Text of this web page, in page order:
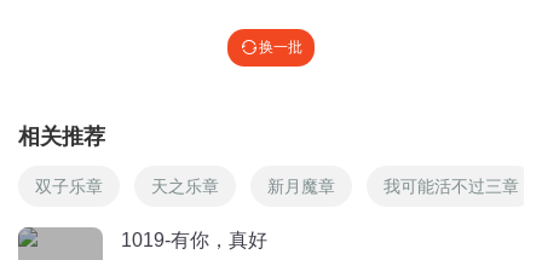
换一批
相关推荐
双子乐章 天之乐章 新月魔章 我可能活不过三章
1019-有你，真好